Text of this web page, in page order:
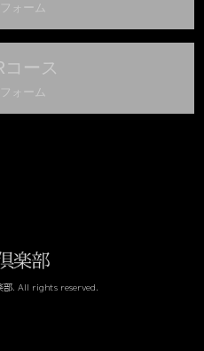
ォーム
コース
ォーム
. All rights reserved.